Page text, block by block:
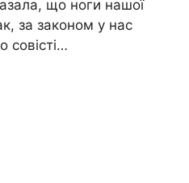
що ноги нашої
за законом у нас
совісті…